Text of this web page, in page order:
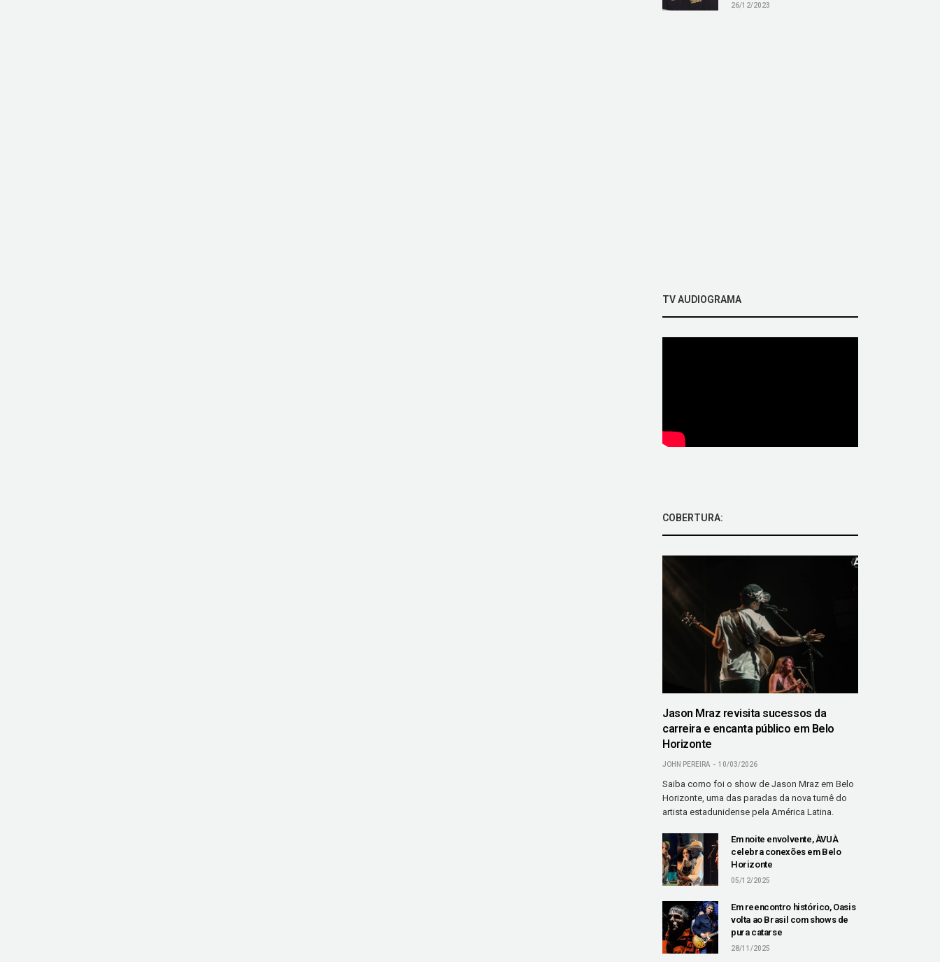
26/12/2023
TV AUDIOGRAMA
COBERTURA:
Jason Mraz revisita sucessos da
carreira e encanta público em Belo
Horizonte
JOHN PEREIRA 10/03/2026
Saiba como foi o show de Jason Mraz em Belo
Horizonte, uma das paradas da nova turnê do
artista estadunidense pela América Latina.
Em noite envolvente, ÀVUÀ
celebra conexões em Belo
Horizonte
05/12/2025
Em reencontro histórico, Oasis
volta ao Brasil com shows de
pura catarse
28/11/2025